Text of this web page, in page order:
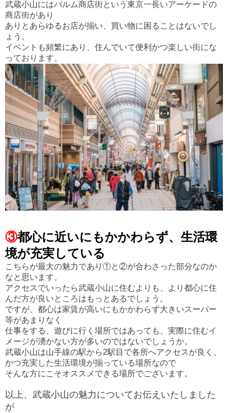
武蔵小山にはパルム商店街という東京一長いアーケードの
商店街があり
ありとあらゆるお店が揃い、買い物に困ることはないでし
ょう。
イベントも頻繁にあり、住んでいて便利かつ楽しい街にな
っております。
③都心に近いにもかかわらず、生活環
境が充実している
こちらが最大の魅力であり①と②が合わさった部分なのか
なと思います。
アクセスでいったら武蔵小山に住むよりも、より都心に住
んだ方が良いところはもっとあるでしょう。
ですが、都心は家賃が高いにもかかわらず大きいスーパー
等があまりなく
仕事をする、遊びに行く場所ではあっても、実際に住むイ
メージが湧かない方が多いのではないでしょうか。
武蔵小山は山手線の駅から2駅目で各所へアクセスが良く、
かつ充実した生活環境が揃っている場所なので
そんな方にこそオススメできる場所でございます。
以上、武蔵小山の魅力についてお伝えいたしました
が